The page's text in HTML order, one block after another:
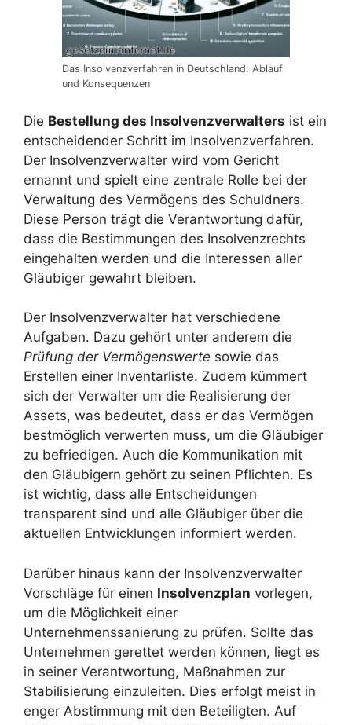
Das Insolvenzverfahren in Deutschland: Ablauf
und Konsequenzen
Die Bestellung des Insolvenzverwalters ist ein
entscheidender Schritt im Insolvenzverfahren.
Der Insolvenzverwalter wird vom Gericht
ernannt und spielt eine zentrale Rolle bei der
Verwaltung des Vermögens des Schuldners.
Diese Person trägt die Verantwortung dafür,
dass die Bestimmungen des Insolvenzrechts
eingehalten werden und die Interessen aller
Gläubiger gewahrt bleiben.
Der Insolvenzverwalter hat verschiedene
Aufgaben. Dazu gehört unter anderem die
Prüfung der Vermögenswerte sowie das
Erstellen einer Inventarliste. Zudem kümmert
sich der Verwalter um die Realisierung der
Assets, was bedeutet, dass er das Vermögen
bestmöglich verwerten muss, um die Gläubiger
zu befriedigen. Auch die Kommunikation mit
den Gläubigern gehört zu seinen Pflichten. Es
ist wichtig, dass alle Entscheidungen
transparent sind und alle Gläubiger über die
aktuellen Entwicklungen informiert werden.
Darüber hinaus kann der Insolvenzverwalter
Vorschläge für einen Insolvenzplan vorlegen,
um die Möglichkeit einer
Unternehmenssanierung zu prüfen. Sollte das
Unternehmen gerettet werden können, liegt es
in seiner Verantwortung, Maßnahmen zur
Stabilisierung einzuleiten. Dies erfolgt meist in
enger Abstimmung mit den Beteiligten. Auf